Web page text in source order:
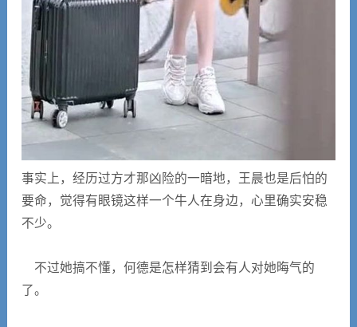
事实上，经历过方才那凶险的一暗地，王晨也是后怕的
要命，觉得有眼镜这样一个牛人在身边，心里确实安稳
不少。
不过她搞不懂，何德是怎样猜到会有人对她晦气的
了。